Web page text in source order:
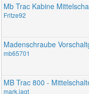
Mb Trac Kabine
Fritze92
Madenschraube
mb65701
MB Trac 800 -
mark.jagt